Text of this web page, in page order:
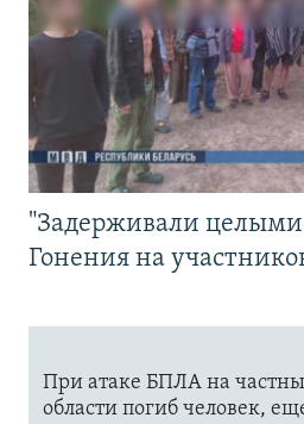
"Задерживали
Гонения на